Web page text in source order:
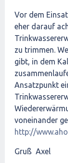
Vor dem
eher darauf
zu trimmen.
gibt, in dem
Ansatzpunkt
voneinander
http://
Gruß Axel